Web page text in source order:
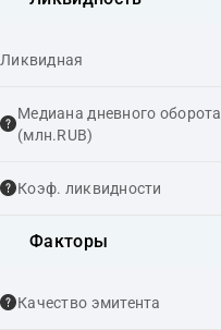
Ликвидная
Медиана дневного оборота
(млн.RUB)
Коэф. ликвидности
Факторы
Качество эмитента